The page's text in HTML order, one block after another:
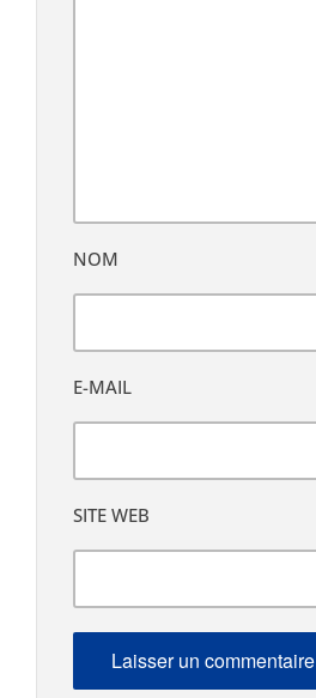
NOM
E-MAIL
SITE WEB